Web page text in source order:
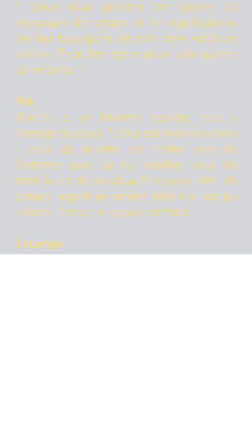
? Leurs deux gendres ont ignoré les
messages des anges et les supplications
de leur beau-père, ils sont dont restés en
arrière. Peut-être est-ce pour cela qu'elle
se retourne ?
Vie
Mariée à un homme égoïste, elle a
partagé (ou subi ?) tous ses mauvais choix
: celui de planter ses tentes près de
Sodome, puis de s'y installer, celui de
tenir la vie de ses deux filles pour rien. Un
simple regard en arrière (elle n'a pas pu
résister !) mais ce regard est fatal.
Louange
Merci, Dieu, d'avoir pitié de moi lorsque